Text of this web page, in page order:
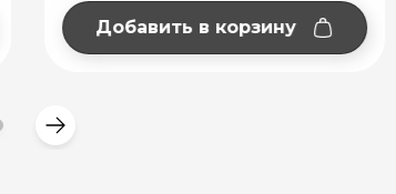
Добавить в корзину